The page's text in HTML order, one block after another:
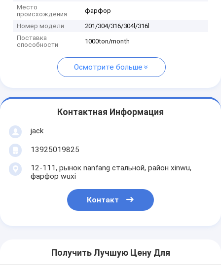
Место
происхождения
фарфор
Номер модели
201/304/316/304l/316l
Поставка
способности
1000ton/month
Осмотрите больше
Контактная Информация
jack
13925019825
12-111, рынок nanfang стальной, район xinwu,
фарфор wuxi
Контакт
Получить Лучшую Цену Для